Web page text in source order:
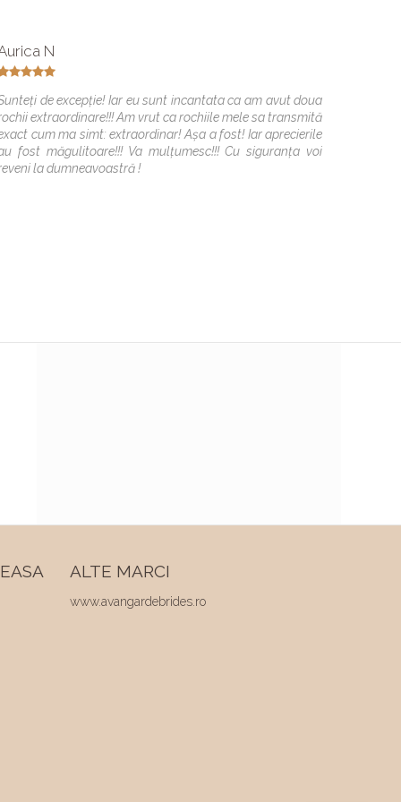
N
de excepție! Iar eu sunt incantata ca am avut doua
extraordinare!!! Am vrut ca rochiile mele sa transmită
cum ma simt: extraordinar! Așa a fost! Iar aprecierile
fost măgulitoare!!! Va mulțumesc!!! Cu siguranța voi
la dumneavoastră !
ALTE MARCI
www.avangardebrides.ro